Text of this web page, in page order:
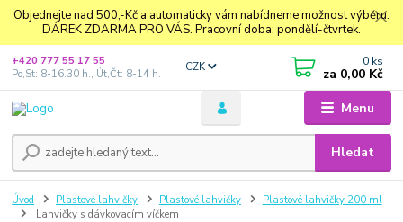
Objednejte nad 500,-Kč a automaticky vám nabídneme možnost výběru:
DÁREK ZDARMA PRO VÁS. Pracovní doba: pondělí-čtvrtek.
Menu
CZK
Hledat
+420 777 55 17 55
Po,St: 8-16.30 h., Út,Čt: 8-14 h.
0 ks
za 0,00 Kč
Úvod Plastové lahvičky Plastové lahvičky
Plastové lahvičky 200 ml
Lahvičky s dávkovacím víčkem